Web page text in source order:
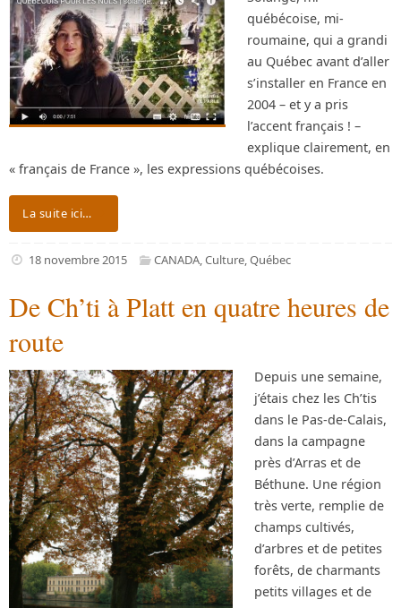
québécoise, mi-
roumaine, qui a grandi
au Québec avant d’aller
s’installer en France en
2004 – et y a pris
l’accent français ! –
explique clairement, en
« français de France », les expressions québécoises.
La suite ici…
18 novembre 2015 CANADA,Culture,Québec
De Ch’ti à Platt en quatre heures de
route
Depuis une semaine,
j’étais chez les Ch’tis
dans le Pas-de-Calais,
dans la campagne
près d’Arras et de
Béthune. Une région
très verte, remplie de
champs cultivés,
d’arbres et de petites
forêts, de charmants
petits villages et de